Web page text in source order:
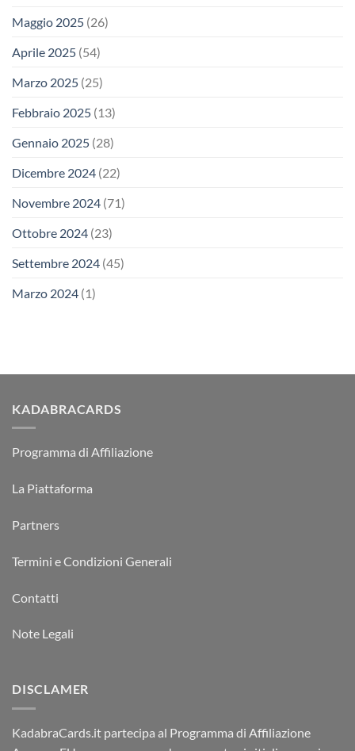
Maggio 2025 (26)
Aprile 2025 (54)
Marzo 2025 (25)
Febbraio 2025 (13)
Gennaio 2025 (28)
Dicembre 2024 (22)
Novembre 2024 (71)
Ottobre 2024 (23)
Settembre 2024 (45)
Marzo 2024 (1)
KADABRACARDS
Programma di Affiliazione
La Piattaforma
Partners
Termini e Condizioni Generali
Contatti
Note Legali
DISCLAMER
KadabraCards.it partecipa al Programma di Affiliazione